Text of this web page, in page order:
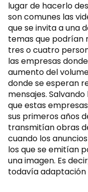
lugar de hacerlo
son comunes las
que se invita a una
temas que
tres o cuatro
las empresas
aumento del
donde se esperan
mensajes.
que estas
sus primeros años
transmitían obras
cuando los
los que se emitían
una imagen. Es
todavía adaptación